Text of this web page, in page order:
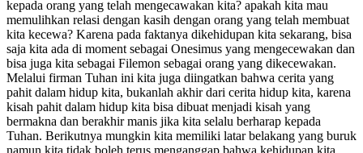
kepada orang yang telah mengecawakan kita? apakah kita mau
memulihkan relasi dengan kasih dengan orang yang telah membuat
kita kecewa? Karena pada faktanya dikehidupan kita sekarang, bisa
saja kita ada di moment sebagai Onesimus yang mengecewakan dan
bisa juga kita sebagai Filemon sebagai orang yang dikecewakan.
Melalui firman Tuhan ini kita juga diingatkan bahwa cerita yang
pahit dalam hidup kita, bukanlah akhir dari cerita hidup kita, karena
kisah pahit dalam hidup kita bisa dibuat menjadi kisah yang
bermakna dan berakhir manis jika kita selalu berharap kepada
Tuhan. Berikutnya mungkin kita memiliki latar belakang yang buruk